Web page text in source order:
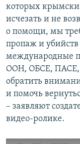
которых
исчезать и не
о помощи, мы
пропаж и
международные
ООН, ОБСЕ, ПАСЕ,
обратить
и помочь
– заявляют
видео-ролике.